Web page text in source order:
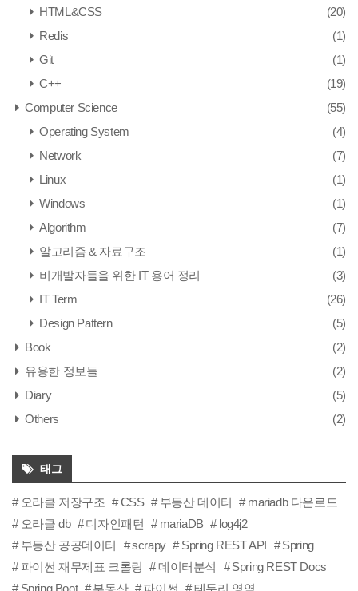
HTML&CSS
(20)
Redis
(1)
Git
(1)
C++
(19)
Computer Science
(55)
Operating System
(4)
Network
(7)
Linux
(1)
Windows
(1)
Algorithm
(7)
알고리즘 & 자료구조
(1)
비개발자들을 위한 IT 용어 정리
(3)
IT Term
(26)
Design Pattern
(5)
Book
(2)
유용한 정보들
(2)
Diary
(5)
Others
(2)
태그
오라클 저장구조 CSS 부동산 데이터
mariadb 다운로드
오라클 db
디자인패턴 mariaDB
log4j2
부동산 공공데이터
scrapy Spring REST API
Spring
파이썬 재무제표 크롤링
데이터분석
Spring REST Docs
Spring Boot
부동산 파이썬
테두리 영역